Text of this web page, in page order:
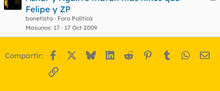
a
Felipe y ZP
bonetista
Foro Política
Masunos 17 17 Oct 2009
Compartir: Facebook BlueskyLinkedIn
Reddit Pinterest
Tumblr
Enlace